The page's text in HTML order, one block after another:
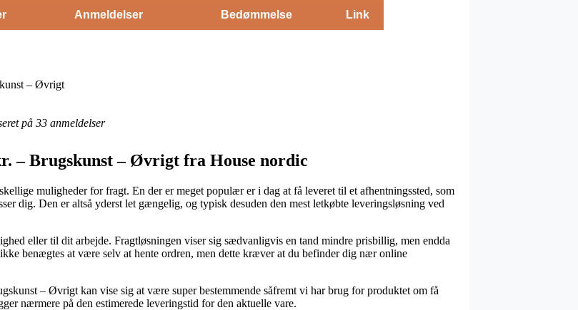
Anmeldelser Bedømmelse Link
– Øvrigt
på 33 anmeldelser
– Brugskunst – Øvrigt fra House nordic
muligheder for fragt. En der er meget populær er i dag at få leveret til et afhentningssted, som
dig. Den er altså yderst let gængelig, og typisk desuden den mest letkøbte leveringsløsning ved
eller til dit arbejde. Fragtløsningen viser sig sædvanligvis en tand mindre prisbillig, men endda
benægtes at være selv at hente ordren, men dette kræver at du befinder dig nær online
– Øvrigt kan vise sig at være super bestemmende såfremt vi har brug for produktet om få
nærmere på den estimerede leveringstid for den aktuelle vare.